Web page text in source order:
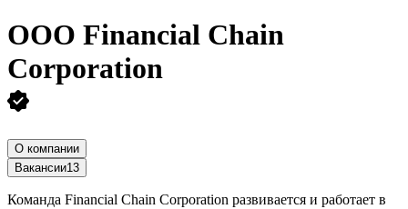
ООО Financial Chain
Corporation
О компании
Вакансии13
Команда Financial Chain Corporation развивается и работает в